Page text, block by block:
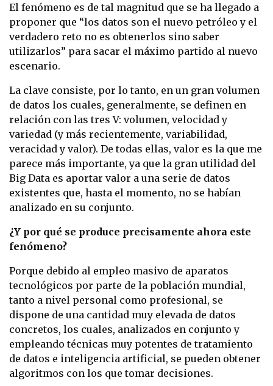
El fenómeno es de tal magnitud que se ha llegado a
proponer que “los datos son el nuevo petróleo y el
verdadero reto no es obtenerlos sino saber
utilizarlos” para sacar el máximo partido al nuevo
escenario.
La clave consiste, por lo tanto, en un gran volumen
de datos los cuales, generalmente, se definen en
relación con las tres V: volumen, velocidad y
variedad (y más recientemente, variabilidad,
veracidad y valor). De todas ellas, valor es la que me
parece más importante, ya que la gran utilidad del
Big Data es aportar valor a una serie de datos
existentes que, hasta el momento, no se habían
analizado en su conjunto.
¿Y por qué se produce precisamente ahora este
fenómeno?
Porque debido al empleo masivo de aparatos
tecnológicos por parte de la población mundial,
tanto a nivel personal como profesional, se
dispone de una cantidad muy elevada de datos
concretos, los cuales, analizados en conjunto y
empleando técnicas muy potentes de tratamiento
de datos e inteligencia artificial, se pueden obtener
algoritmos con los que tomar decisiones.